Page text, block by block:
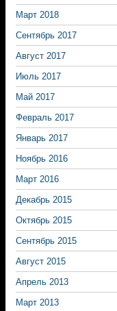
Март 2018
Сентябрь 2017
Август 2017
Июль 2017
Май 2017
Февраль 2017
Январь 2017
Ноябрь 2016
Март 2016
Декабрь 2015
Октябрь 2015
Сентябрь 2015
Август 2015
Апрель 2013
Март 2013